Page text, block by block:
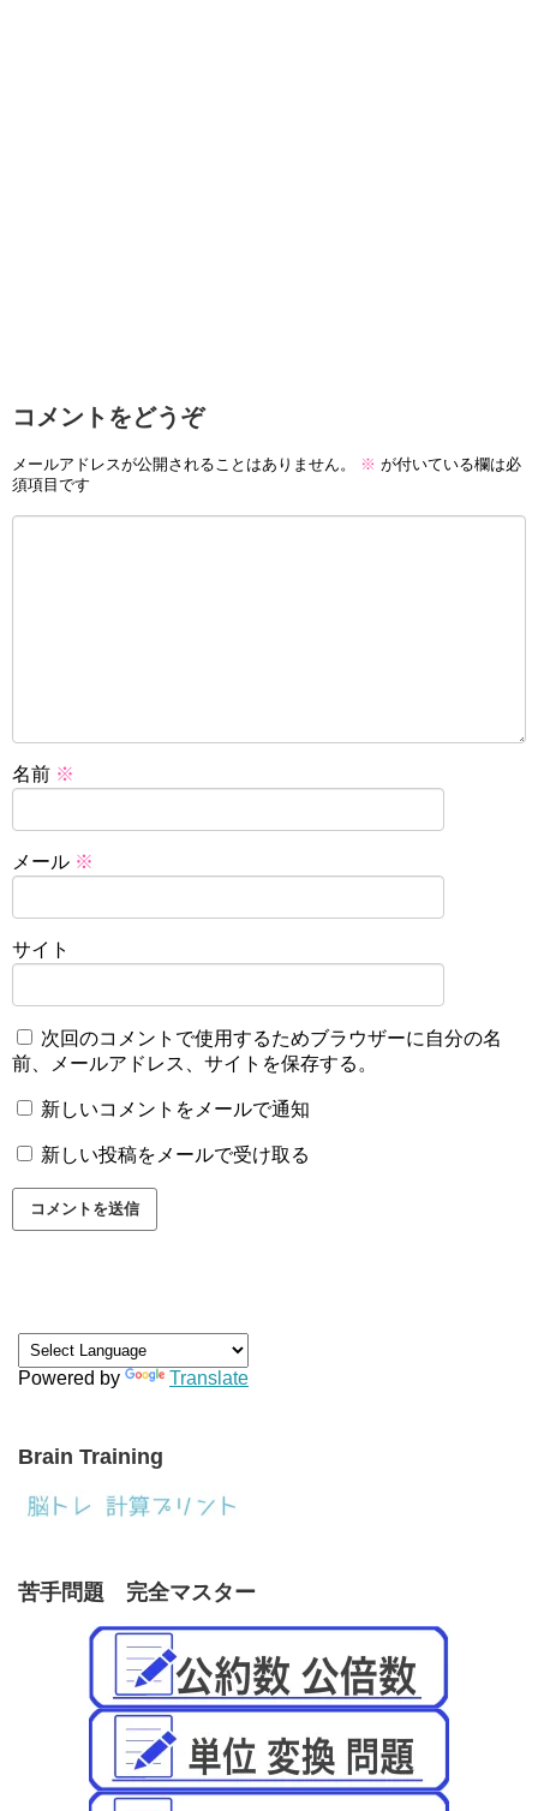
コメントをどうぞ
メールアドレスが公開されることはありません。 ※ が付いている欄は必
須項目です
名前 ※
メール ※
サイト
次回のコメントで使用するためブラウザーに自分の名
前、メールアドレス、サイトを保存する。
新しいコメントをメールで通知
新しい投稿をメールで受け取る
Powered by Translate
Brain Training
苦手問題 完全マスター